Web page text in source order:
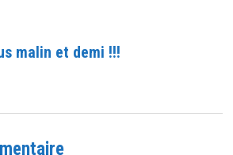
malin et demi !!!